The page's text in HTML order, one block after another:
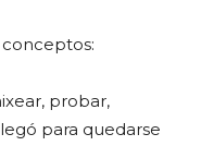
probar,
para quedarse